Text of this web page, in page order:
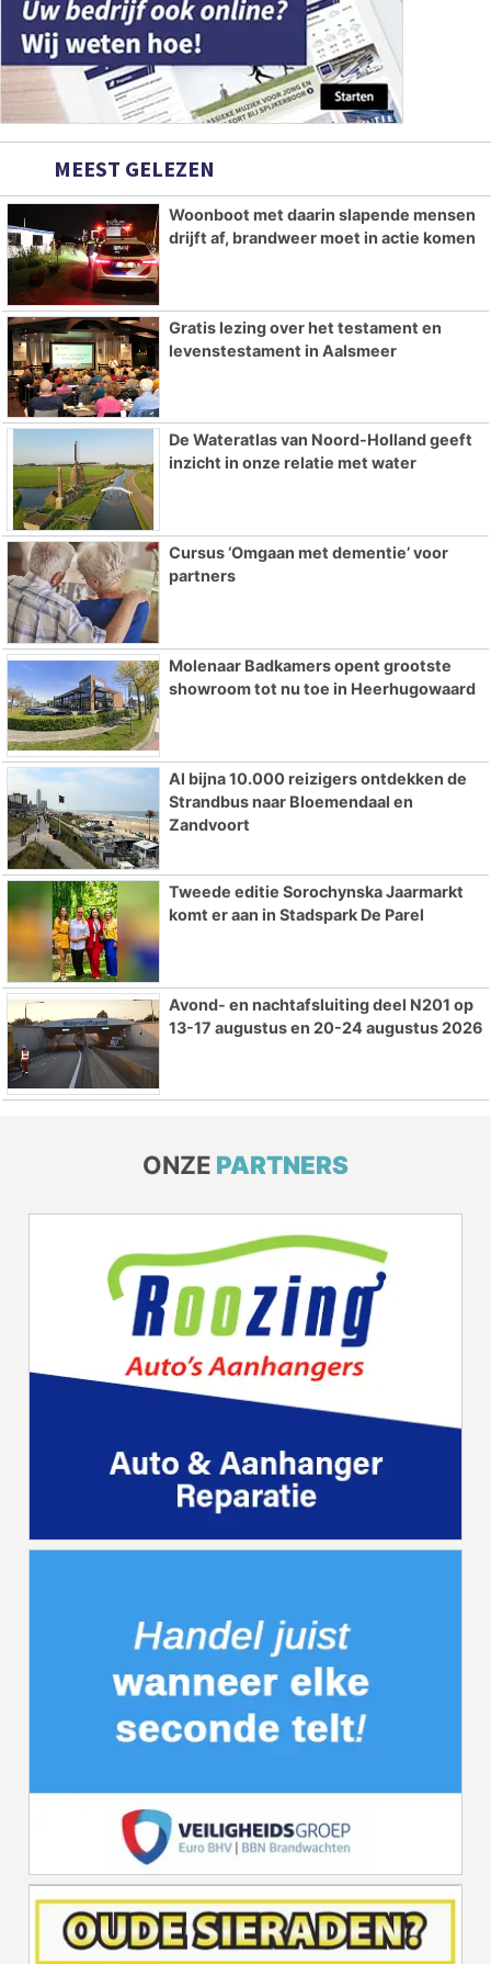
MEEST GELEZEN
Woonboot met daarin slapende mensen
drijft af, brandweer moet in actie komen
Gratis lezing over het testament en
levenstestament in Aalsmeer
De Wateratlas van Noord-Holland geeft
inzicht in onze relatie met water
Cursus ‘Omgaan met dementie’ voor
partners
Molenaar Badkamers opent grootste
showroom tot nu toe in Heerhugowaard
Al bijna 10.000 reizigers ontdekken de
Strandbus naar Bloemendaal en
Zandvoort
Tweede editie Sorochynska Jaarmarkt
komt er aan in Stadspark De Parel
Avond- en nachtafsluiting deel N201 op
13-17 augustus en 20-24 augustus 2026
ONZE PARTNERS